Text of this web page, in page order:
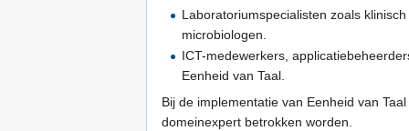
Laboratoriumspecialisten zoals
microbiologen.
ICT-medewerkers,
Eenheid van Taal.
Bij de implementatie van Eenheid van
domeinexpert betrokken worden.